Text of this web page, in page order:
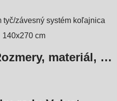
tyč/závesný systém koľajnica
140x270 cm
materiál, …